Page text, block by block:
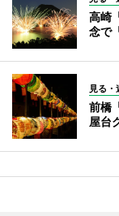
高崎
念で
見る・
前橋
屋台